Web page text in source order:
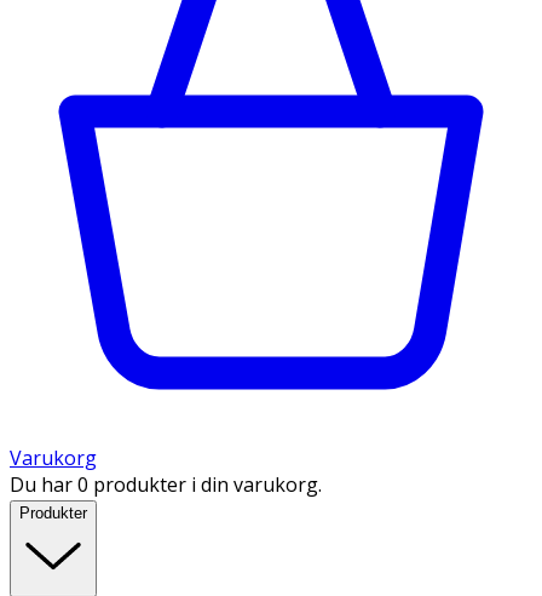
Varukorg
Du har 0 produkter i din varukorg.
Produkter